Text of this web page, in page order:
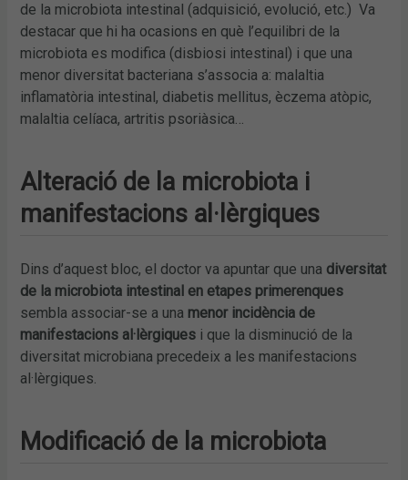
de la microbiota intestinal (adquisició, evolució, etc.) Va
destacar que hi ha ocasions en què l’equilibri de la
microbiota es modifica (disbiosi intestinal) i que una
menor diversitat bacteriana s’associa a: malaltia
inflamatòria intestinal, diabetis mellitus, èczema atòpic,
malaltia celíaca, artritis psoriàsica…
Alteració de la microbiota i
manifestacions al·lèrgiques
Dins d’aquest bloc, el doctor va apuntar que una diversitat
de la microbiota intestinal en etapes primerenques
sembla associar-se a una menor incidència de
manifestacions al·lèrgiques i que la disminució de la
diversitat microbiana precedeix a les manifestacions
al·lèrgiques.
Modificació de la microbiota